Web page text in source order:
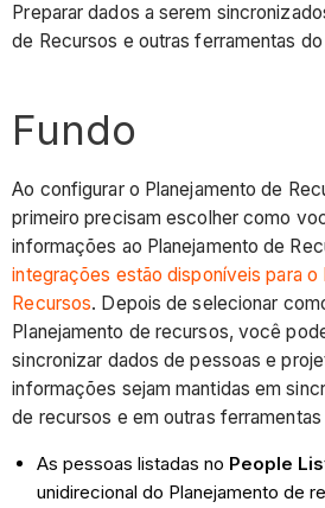
Preparar dados a serem
de Recursos e outras ferramentas
Fundo
Ao configurar o Planejamento de
primeiro precisam escolher como
informações ao Planejamento de
integrações estão disponíveis para o
Recursos. Depois de selecionar
Planejamento de recursos, você
sincronizar dados de pessoas e
informações sejam mantidas em
de recursos e em outras
As pessoas listadas no People Lis
unidirecional do Planejamento de